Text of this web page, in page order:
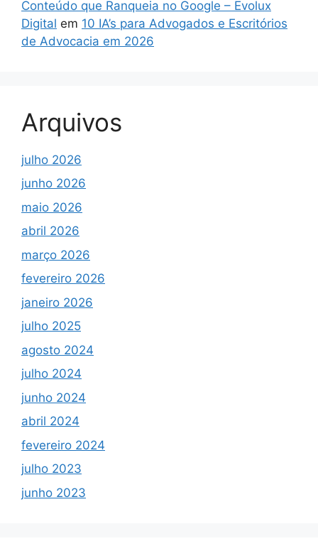
Conteúdo que Ranqueia no Google – Evolux
Digital em 10 IA’s para Advogados e Escritórios
de Advocacia em 2026
Arquivos
julho 2026
junho 2026
maio 2026
abril 2026
março 2026
fevereiro 2026
janeiro 2026
julho 2025
agosto 2024
julho 2024
junho 2024
abril 2024
fevereiro 2024
julho 2023
junho 2023